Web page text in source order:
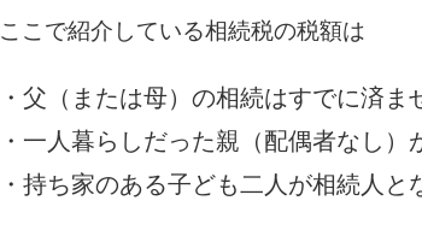
ここで紹介している相続税の税額は
・父（または母）の相続はすでに済ま
・一人暮らしだった親（配偶者なし）
・持ち家のある子ども二人が相続人と